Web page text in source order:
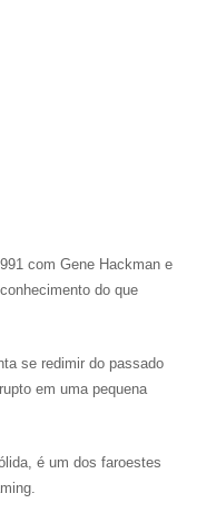
com Gene Hackman e
do que
se redimir do passado
em uma pequena
é um dos faroestes